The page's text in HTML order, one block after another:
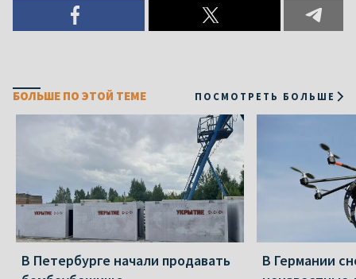
БОЛЬШЕ ПО ЭТОЙ ТЕМЕ ПОСМОТРЕТЬ БОЛЬШЕ
В Петербурге начали продавать
В Германии